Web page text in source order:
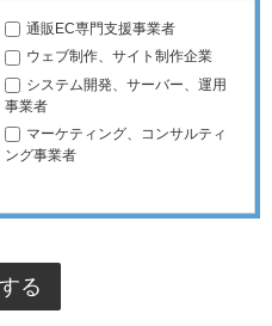
通販EC専門支援事業者
ウェブ制作、サイト制作企業
システム開発、サーバー、運用
事業者
マーケティング、コンサルティ
ング事業者